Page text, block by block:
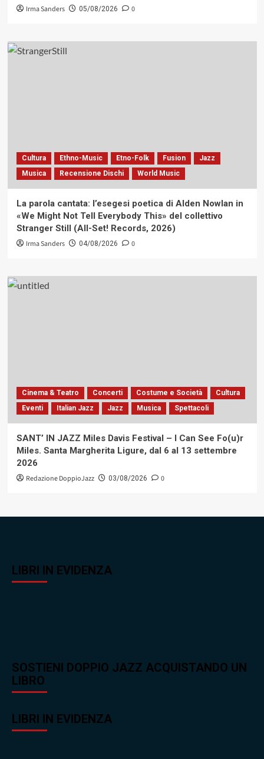
Irma Sanders 05/08/2026 0
Cultura Ethno-Music Etno-Folk Fusion
Jazz
Musica
Recensione Dischi World Music
La parola cantata: l’esegesi poetica di Alden Nowlan in
«We Might Not Tell Everybody This» del collettivo
Stranger Still (All-Set! Records, 2026)
Irma Sanders 04/08/2026 0
Cinema & Teatro Concerti Costume e Società
Cultura
Eventi
Italian Jazz Jazz Musica Spettacoli
SANT’ IN JAZZ Miles Davis Festival – I Can See Fo(u)r
Miles. Santa Margherita Ligure, dal 6 al 13 settembre
2026
Redazione DoppioJazz 03/08/2026 0
LIBRI IN EVIDENZA
SOSTIENI DOPPIO JAZZ ACQUISTANDO UN
LIBRO
LIBRI IN EVIDENZA